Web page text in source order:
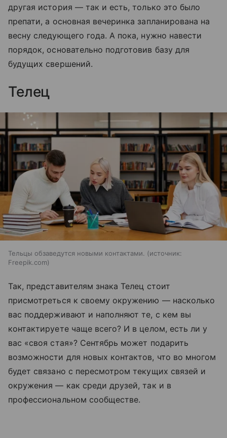
другая история — так и есть, только это было
препати, а основная вечеринка запланирована на
весну следующего года. А пока, нужно навести
порядок, основательно подготовив базу для
будущих свершений.
Телец
Тельцы обзаведутся новыми контактами.
источник:
Freepik.com
Так, представителям знака Телец стоит
присмотреться к своему окружению — насколько
вас поддерживают и наполняют те, с кем вы
контактируете чаще всего? И в целом, есть ли у
вас «своя стая»? Сентябрь может подарить
возможности для новых контактов, что во многом
будет связано с пересмотром текущих связей и
окружения — как среди друзей, так и в
профессиональном сообществе.